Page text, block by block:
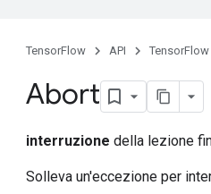
TensorFlow API TensorFlow
Abort
interruzione della lezione
Solleva un'eccezione per